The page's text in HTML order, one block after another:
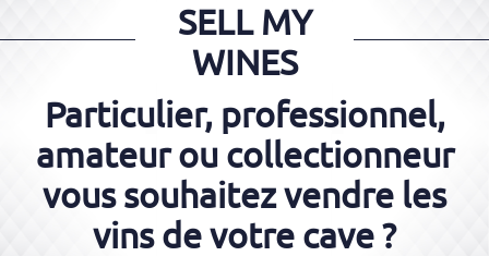
SELL MY
WINES
Particulier, professionnel,
amateur ou collectionneur
vous souhaitez vendre les
vins de votre cave ?